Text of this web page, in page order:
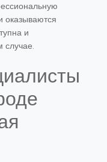
оказываются
и
случае.